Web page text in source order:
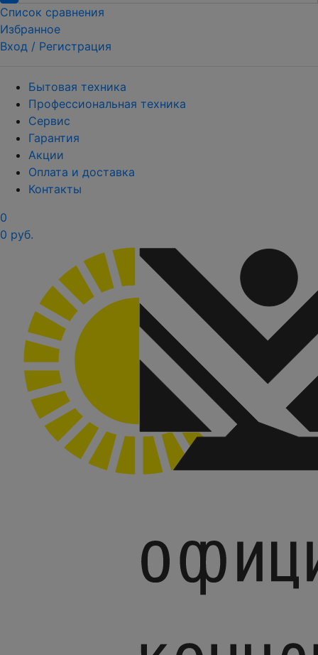
Список сравнения
Избранное
Вход / Регистрация
Бытовая техника
Профессиональная техника
Сервис
Гарантия
Акции
Оплата и доставка
Контакты
0
0 руб.